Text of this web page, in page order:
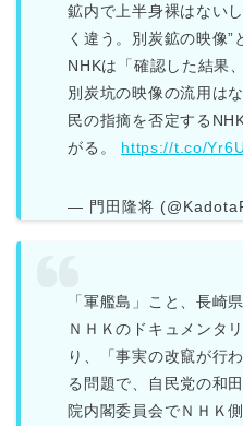
鉱内で上半身裸はない
く違う。別炭鉱の映像”
NHKは「確認した結果
別炭坑の映像の流用は
民の指摘を否定する
がる。 https://t.co/
— 門田隆将
「軍艦島」こと、長崎
ＮＨＫのドキュメンタ
り、「事実の改竄が行
る問題で、自民党の和
院内閣委員会でＮＨＫ